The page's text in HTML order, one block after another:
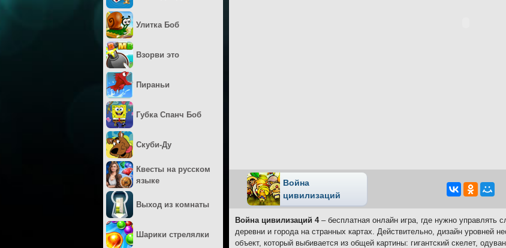
Война
цивилизаций
Война цивилизаций 4– бесплатная онлайн игра, где нужно управлять
деревни и города на странных картах. Действительно, дизайн уровней
объект, который выбивается из общей картины: гигантский скелет,
Улитка Боб
Взорви это
Пираньи
Губка Спанч Боб
Скуби-Ду
Квесты на русском
языке
Выход из комнаты
Шарики стрелялки